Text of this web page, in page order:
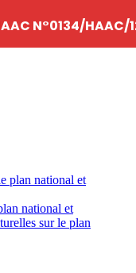
national et
sur le plan
N°0134/